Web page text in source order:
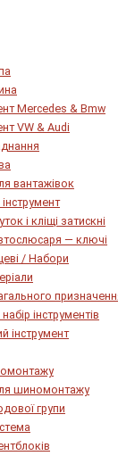
Mercedes & Bmw
VW & Audi
вантажівок
і кліщі затискні
— ключі
/ Набори
інструментів
інструмент
шиномонтажу
групи